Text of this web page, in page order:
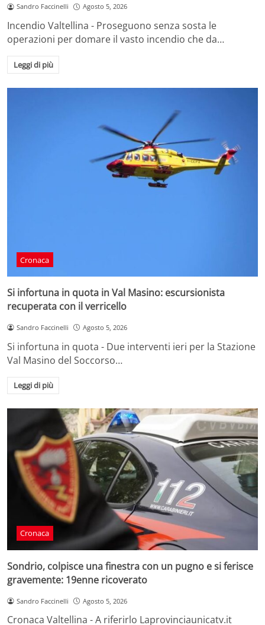
Sandro Faccinelli Agosto 5, 2026
Incendio Valtellina - Proseguono senza sosta le
operazioni per domare il vasto incendio che da…
Leggi di più
Cronaca
Si infortuna in quota in Val Masino: escursionista
recuperata con il verricello
Sandro Faccinelli Agosto 5, 2026
Si infortuna in quota - Due interventi ieri per la Stazione
Val Masino del Soccorso…
Leggi di più
Cronaca
Sondrio, colpisce una finestra con un pugno e si ferisce
gravemente: 19enne ricoverato
Sandro Faccinelli Agosto 5, 2026
Cronaca Valtellina - A riferirlo Laprovinciaunicatv.it